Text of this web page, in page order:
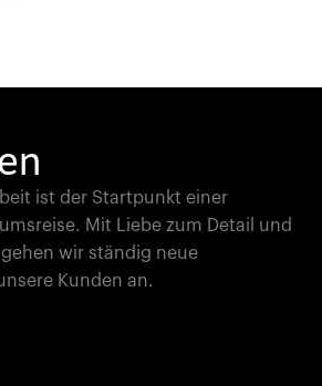
ist der Startpunkt einer
Mit Liebe zum Detail und
wir ständig neue
Kunden an.